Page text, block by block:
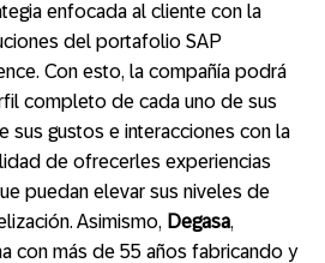
enfocada al cliente con la
del portafolio SAP
Con esto, la compañía podrá
completo de cada uno de sus
sus gustos e interacciones con la
de ofrecerles experiencias
puedan elevar sus niveles de
Asimismo, Degasa,
con más de 55 años fabricando y